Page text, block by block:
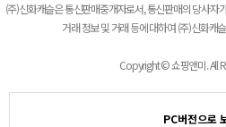
(주)신화캐슬은 통신판매중개자로서, 통신판매의 당사자
거래 정보 및 거래 등에 대하여 (주)신화캐
Copyright © 쇼핑앤미. All
PC버전으로